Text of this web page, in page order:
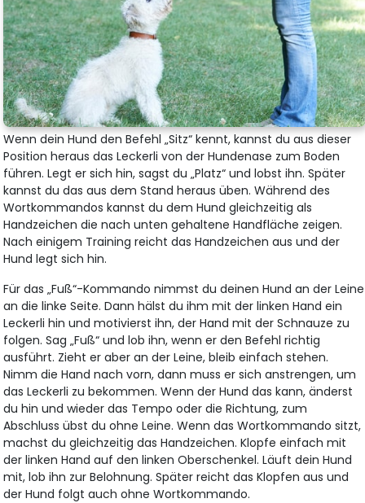
Wenn dein Hund den Befehl „Sitz“ kennt, kannst du aus dieser
Position heraus das Leckerli von der Hundenase zum Boden
führen. Legt er sich hin, sagst du „Platz“ und lobst ihn. Später
kannst du das aus dem Stand heraus üben. Während des
Wortkommandos kannst du dem Hund gleichzeitig als
Handzeichen die nach unten gehaltene Handfläche zeigen.
Nach einigem Training reicht das Handzeichen aus und der
Hund legt sich hin.
Für das „Fuß“-Kommando nimmst du deinen Hund an der Leine
an die linke Seite. Dann hälst du ihm mit der linken Hand ein
Leckerli hin und motivierst ihn, der Hand mit der Schnauze zu
folgen. Sag „Fuß“ und lob ihn, wenn er den Befehl richtig
ausführt. Zieht er aber an der Leine, bleib einfach stehen.
Nimm die Hand nach vorn, dann muss er sich anstrengen, um
das Leckerli zu bekommen. Wenn der Hund das kann, änderst
du hin und wieder das Tempo oder die Richtung, zum
Abschluss übst du ohne Leine. Wenn das Wortkommando sitzt,
machst du gleichzeitig das Handzeichen. Klopfe einfach mit
der linken Hand auf den linken Oberschenkel. Läuft dein Hund
mit, lob ihn zur Belohnung. Später reicht das Klopfen aus und
der Hund folgt auch ohne Wortkommando.